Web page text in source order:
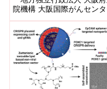
院機構 大阪国際がんセン
下、当センター) 研究所・
ンコロジー部は、がんの進